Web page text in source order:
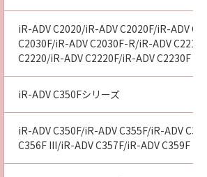
iR-ADV C2020/iR-ADV C2020F/iR-ADV
C2030F/iR-ADV C2030F-R/iR-ADV
C2220/iR-ADV C2220F/iR-ADV C2230F
iR-ADV C350Fシリーズ
iR-ADV C350F/iR-ADV C355F/iR-ADV
C356F III/iR-ADV C357F/iR-ADV C359F